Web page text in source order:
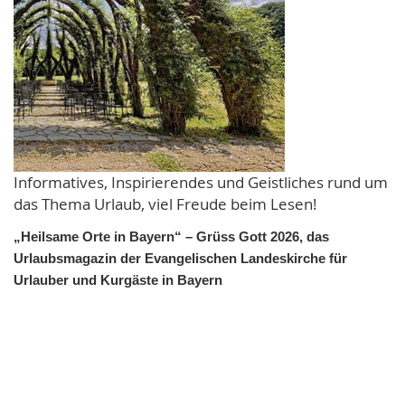
Informatives, Inspirierendes und Geistliches rund um
das Thema Urlaub, viel Freude beim Lesen!
„Heilsame Orte in Bayern“ – Grüss Gott 2026, das
Urlaubsmagazin der Evangelischen Landeskirche für
Urlauber und Kurgäste in Bayern